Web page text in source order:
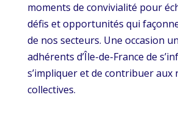
moments de convivialité pour
défis et opportunités qui
de nos secteurs. Une occasion
adhérents d’Île-de-France de
s’impliquer et de contribuer aux
collectives.